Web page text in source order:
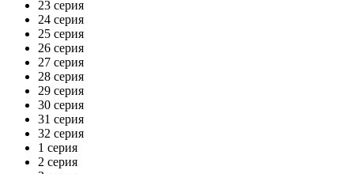
23 серия
24 серия
25 серия
26 серия
27 серия
28 серия
29 серия
30 серия
31 серия
32 серия
1 серия
2 серия